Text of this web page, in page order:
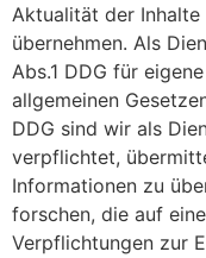
Aktualität der
übernehmen. Als
Abs.1 DDG für
allgemeinen
DDG sind wir als
verpflichtet,
Informationen zu
forschen, die auf
Verpflichtungen zur